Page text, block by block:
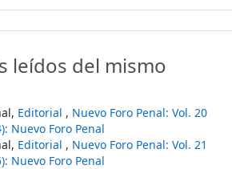
leídos del mismo
Editorial , Nuevo Foro Penal: Vol. 20
Nuevo Foro Penal
Editorial , Nuevo Foro Penal: Vol. 21
Nuevo Foro Penal